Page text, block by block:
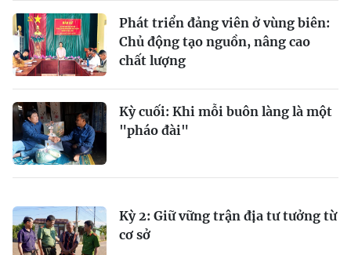
Phát triển đảng viên ở vùng biên:
Chủ động tạo nguồn, nâng cao
chất lượng
Kỳ cuối: Khi mỗi buôn làng là một
"pháo đài"
Kỳ 2: Giữ vững trận địa tư tưởng từ
cơ sở